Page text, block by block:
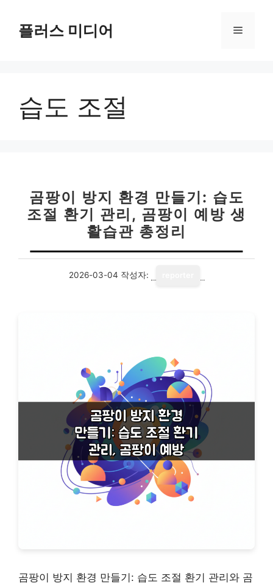
플러스 미디어 메
습도 조절
곰팡이 방지 환경 만들기: 습도
조절 환기 관리, 곰팡이 예방 생
활습관 총정리
2026-03-04 작성자:
곰팡이 방지 환경 만들기: 습도 조절 환기 관리와 곰